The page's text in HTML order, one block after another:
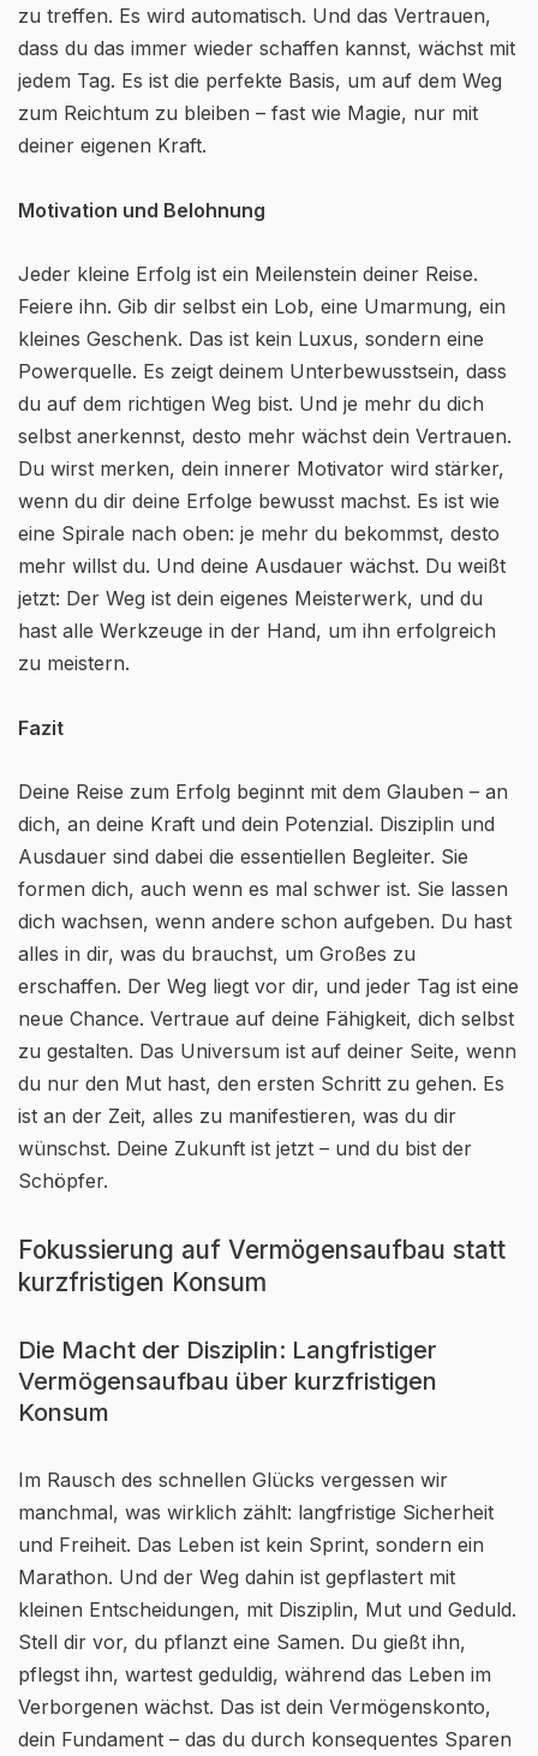
zu treffen. Es wird automatisch. Und das Vertrauen,
dass du das immer wieder schaffen kannst, wächst mit
jedem Tag. Es ist die perfekte Basis, um auf dem Weg
zum Reichtum zu bleiben – fast wie Magie, nur mit
deiner eigenen Kraft.
Motivation und Belohnung
Jeder kleine Erfolg ist ein Meilenstein deiner Reise.
Feiere ihn. Gib dir selbst ein Lob, eine Umarmung, ein
kleines Geschenk. Das ist kein Luxus, sondern eine
Powerquelle. Es zeigt deinem Unterbewusstsein, dass
du auf dem richtigen Weg bist. Und je mehr du dich
selbst anerkennst, desto mehr wächst dein Vertrauen.
Du wirst merken, dein innerer Motivator wird stärker,
wenn du dir deine Erfolge bewusst machst. Es ist wie
eine Spirale nach oben: je mehr du bekommst, desto
mehr willst du. Und deine Ausdauer wächst. Du weißt
jetzt: Der Weg ist dein eigenes Meisterwerk, und du
hast alle Werkzeuge in der Hand, um ihn erfolgreich
zu meistern.
Fazit
Deine Reise zum Erfolg beginnt mit dem Glauben – an
dich, an deine Kraft und dein Potenzial. Disziplin und
Ausdauer sind dabei die essentiellen Begleiter. Sie
formen dich, auch wenn es mal schwer ist. Sie lassen
dich wachsen, wenn andere schon aufgeben. Du hast
alles in dir, was du brauchst, um Großes zu
erschaffen. Der Weg liegt vor dir, und jeder Tag ist eine
neue Chance. Vertraue auf deine Fähigkeit, dich selbst
zu gestalten. Das Universum ist auf deiner Seite, wenn
du nur den Mut hast, den ersten Schritt zu gehen. Es
ist an der Zeit, alles zu manifestieren, was du dir
wünschst. Deine Zukunft ist jetzt – und du bist der
Schöpfer.
Fokussierung auf Vermögensaufbau statt
kurzfristigen Konsum
Die Macht der Disziplin: Langfristiger
Vermögensaufbau über kurzfristigen
Konsum
Im Rausch des schnellen Glücks vergessen wir
manchmal, was wirklich zählt: langfristige Sicherheit
und Freiheit. Das Leben ist kein Sprint, sondern ein
Marathon. Und der Weg dahin ist gepflastert mit
kleinen Entscheidungen, mit Disziplin, Mut und Geduld.
Stell dir vor, du pflanzt eine Samen. Du gießt ihn,
pflegst ihn, wartest geduldig, während das Leben im
Verborgenen wächst. Das ist dein Vermögenskonto,
dein Fundament – das du durch konsequentes Sparen